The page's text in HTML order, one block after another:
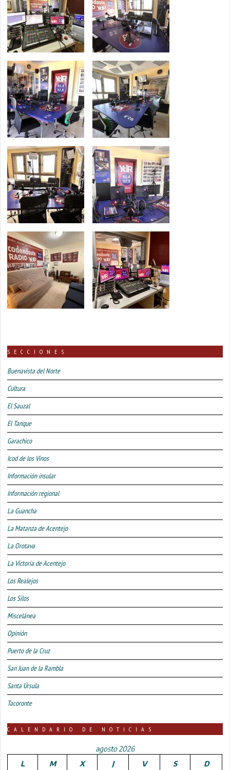
SECCIONES
Buenavista del Norte
Cultura
El Sauzal
El Tanque
Garachico
Icod de los Vinos
Información insular
Información regional
La Guancha
La Matanza de Acentejo
La Orotava
La Victoria de Acentejo
Los Realejos
Los Silos
Miscelánea
Opinión
Puerto de la Cruz
San Juan de la Rambla
Santa Úrsula
Tacoronte
CALENDARIO DE NOTICIAS
agosto 2026
L
M X J V S D